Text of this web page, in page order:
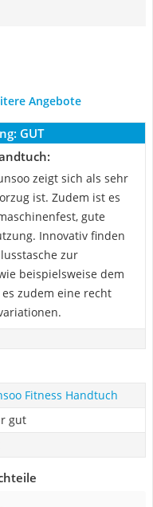
Angebote
GUT
zeigt sich als sehr
ist. Zudem ist es
gute
Innovativ finden
zur
beispielsweise dem
zudem eine recht
Fitness Handtuch
gut